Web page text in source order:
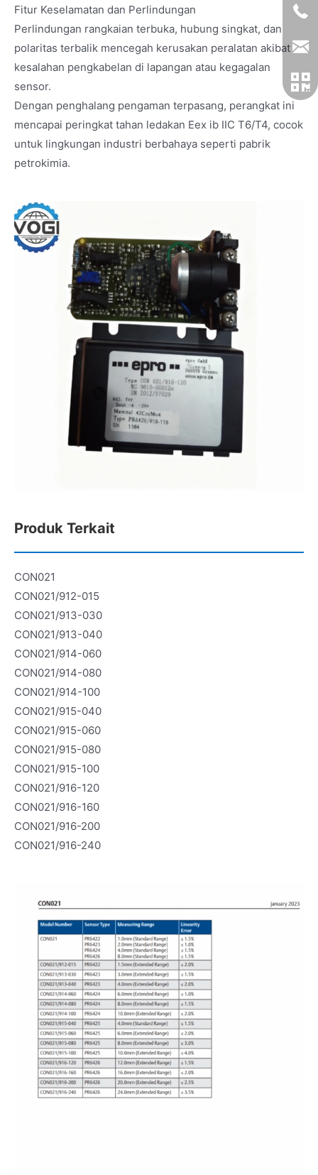
Fitur Keselamatan dan Perlindungan
Perlindungan rangkaian terbuka, hubung singkat, dan
polaritas terbalik mencegah kerusakan peralatan akibat
kesalahan pengkabelan di lapangan atau kegagalan
sensor.
Dengan penghalang pengaman terpasang, perangkat ini
mencapai peringkat tahan ledakan Eex ib IIC T6/T4, cocok
untuk lingkungan industri berbahaya seperti pabrik
petrokimia.
Produk Terkait
CON021
CON021/912-015
CON021/913-030
CON021/913-040
CON021/914-060
CON021/914-080
CON021/914-100
CON021/915-040
CON021/915-060
CON021/915-080
CON021/915-100
CON021/916-120
CON021/916-160
CON021/916-200
CON021/916-240